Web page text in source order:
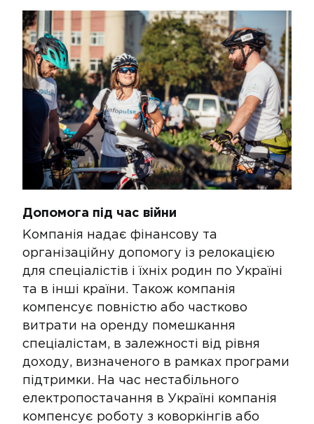
Допомога під час війни​​​
​Компанія надає фінансову та
організаційну допомогу із релокацією
для спеціалістів і їхніх родин по Україні
та в інші країни. Також компанія
компенсує повністю або частково
витрати на оренду помешкання
спеціалістам, в залежності від рівня
доходу, визначеного в рамках програми
підтримки. На час нестабільного
електропостачання в Україні компанія
компенсує роботу з коворкінгів або